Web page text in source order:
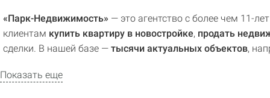
«Парк-Недвижимость» — это агентство с более чем 11-
клиентам купить квартиру в новостройке, продать
сделки. В нашей базе — тысячи актуальных объектов,
Показать еще